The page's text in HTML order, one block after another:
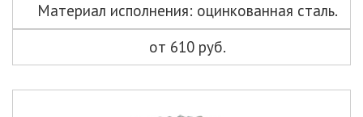
Материал исполнения: оцинкованная сталь.
от 610 руб.